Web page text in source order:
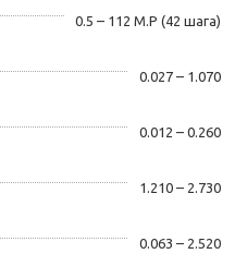
0.5 – 112 M.P (42 шага)
0.027 – 1.070
0.012 – 0.260
1.210 – 2.730
0.063 – 2.520